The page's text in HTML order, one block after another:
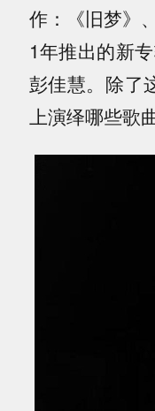
作：《旧梦》
1年推出的新
彭佳慧。除了
上演绎哪些歌曲